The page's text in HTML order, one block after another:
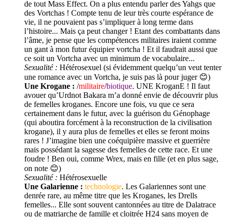
de tout Mass Effect. On a plus entendu parler des Yahgs que
des Vortchas ! Compte tenu de leur très courte espérance de
vie, il ne pouvaient pas s’impliquer à long terme dans
l’histoire... Mais ça peut changer ! Etant des combattants dans
l’âme, je pense que les compétences militaires iraient comme
un gant à mon futur équipier vortcha ! Et il faudrait aussi que
ce soit un Vortcha avec un minimum de vocabulaire...
Sexualité : Hétérosexuel (si évidemment quelqu’un veut tenter
une romance avec un Vortcha, je suis pas là pour juger 😊)
Une Krogane : /militaire/biotique. UNE KroganE ! Il faut
avouer qu’Urdnot Bakara m’a donné envie de découvrir plus
de femelles kroganes. Encore une fois, vu que ce sera
certainement dans le futur, avec la guérison du Génophage
(qui aboutira forcément à la reconstruction de la civilisation
krogane), il y aura plus de femelles et elles se feront moins
rares ! J’imagine bien une coéquipière massive et guerrière
mais possédant la sagesse des femelles de cette race. Et une
foudre ! Ben oui, comme Wrex, mais en fille (et en plus sage,
on note 😊)
Sexualité : Hétérosexuelle
Une Galarienne : technologie. Les Galariennes sont une
denrée rare, au même titre que les Kroganes, les Drells
femelles... Elle sont souvent cantonnées au titre de Dalatrace
ou de matriarche de famille et cloitrée H24 sans moyen de